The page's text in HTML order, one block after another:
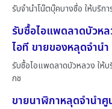
รับจำนำโน๊ตบุ๊คบางซื่อ ให้บริก
รับซื้อไอแพดลาดบัวห
ไอที ขายของหลุดจำน
รับซื้อไอแพดลาดบัวหลวง ให้บ
กช
ขายนาฬิกาหลุดจำนำ